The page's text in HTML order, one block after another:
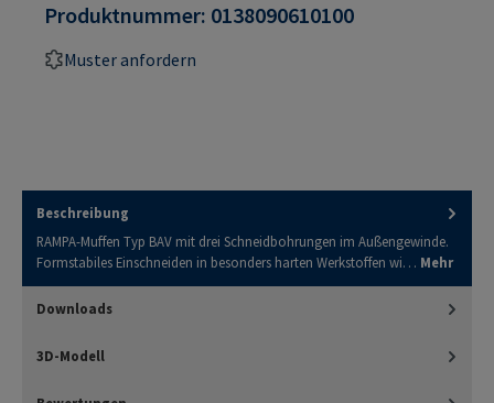
Produktnummer: 0138090610100
Muster anfordern
Beschreibung
RAMPA-Muffen Typ BAV mit drei Schneidbohrungen im Außengewinde.
Formstabiles Einschneiden in besonders harten Werkstoffen wi… Mehr
Downloads
3D-Modell